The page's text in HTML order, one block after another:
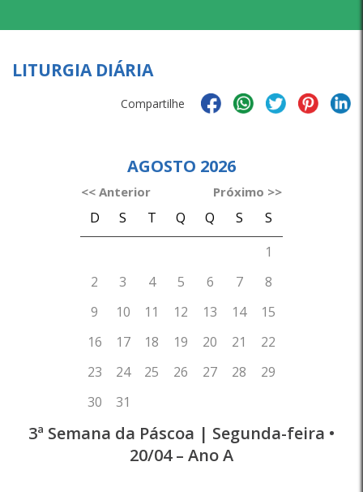
LITURGIA DIÁRIA
Compartilhe
3ª Semana da Páscoa | Segunda-feira •
20/04 – Ano A